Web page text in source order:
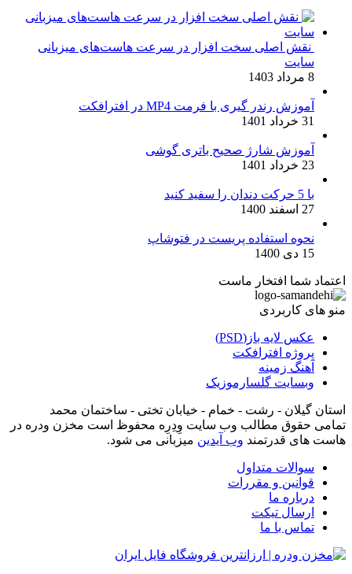
نقش اصلی سخت افزار در سرعت هاست‌های میزبانی
سایت
8 مرداد 1403
آموزش رندر گیری با فرمت MP4 در افترافکت
31 خرداد 1401
آموزش شارژ صحیح باتری گوشی
23 خرداد 1401
با 5 حرکت دندان را سفید کنید
27 اسفند 1400
نحوه استفاده پریست در فتوشاپ
15 دی 1400
اعتماد شما افتخار ماست
منو های کاربردی
عکس لایه باز(PSD)
پروژه افترافکت
آهنگ زمینه
وبسایت گلسارموزیک
استان گیلان - رشت - خمام - خیابان تختی - ساختمان محمد
تمامی حقوق مطالب وب سایت وِدِرِه محفوظ است مخزن ودره در
هاست های قدرتمند وب آیدین میزبانی می شود.
سوالات متداول
قوانین و مقررات
درباره ما
ارسال تیکت
تماس با ما